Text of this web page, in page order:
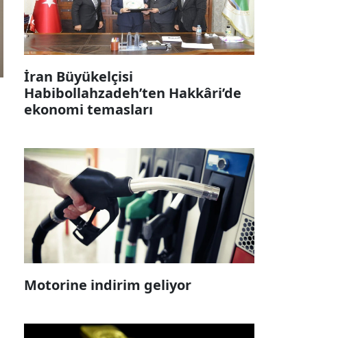
İran Büyükelçisi
Habibollahzadeh’ten Hakkâri’de
ekonomi temasları
Motorine indirim geliyor